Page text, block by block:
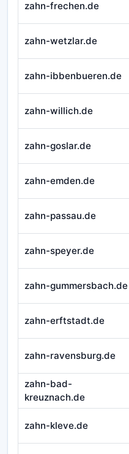
zahn-frechen.de
zahn-wetzlar.de
zahn-ibbenbueren.de
zahn-willich.de
zahn-goslar.de
zahn-emden.de
zahn-passau.de
zahn-speyer.de
zahn-gummersbach.de
zahn-erftstadt.de
zahn-ravensburg.de
zahn-bad-
kreuznach.de
zahn-kleve.de